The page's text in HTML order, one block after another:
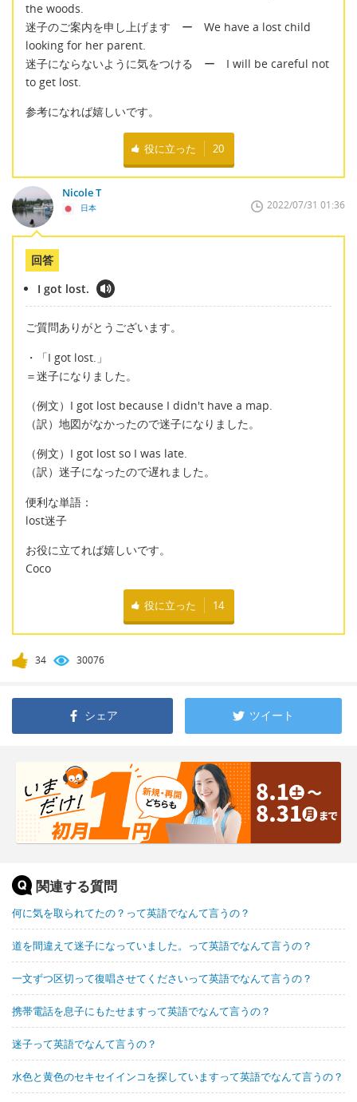
the woods.
迷子のご案内を申し上げます ー We have a lost child
looking for her parent.
迷子にならないように気をつける ー I will be careful not
to get lost.
参考になれば嬉しいです。
役に立った 20
Nicole T
日本 2022/07/31 01:36
回答
I got lost.
ご質問ありがとうございます。
・「I got lost.」
＝迷子になりました。
（例文）I got lost because I didn't have a map.
（訳）地図がなかったので迷子になりました。
（例文）I got lost so I was late.
（訳）迷子になったので遅れました。
便利な単語：
lost迷子
お役に立てれば嬉しいです。
Coco
役に立った 14
34 30076
シェア ツイート
関連する質問
何に気を取られてたの？って英語でなんて言うの？
道を間違えて迷子になっていました。って英語でなんて言うの？
一文ずつ区切って復唱させてくださいって英語でなんて言うの？
携帯電話を息子にもたせますって英語でなんて言うの？
迷子って英語でなんて言うの？
水色と黄色のセキセイインコを探していますって英語でなんて言うの？